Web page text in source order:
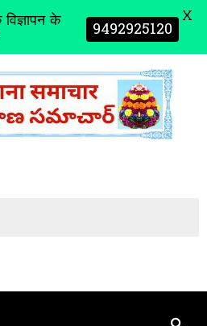
के 9492925120 X